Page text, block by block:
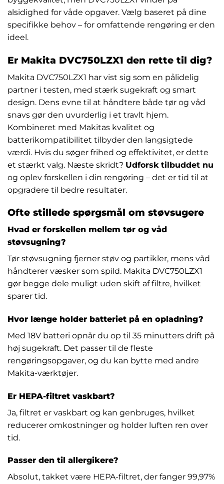
alsidighed for våde opgaver. Vælg baseret på dine
specifikke behov – for omfattende rengøring er den
ideel.
Er Makita DVC750LZX1 den rette til dig?
Makita DVC750LZX1 har vist sig som en pålidelig
partner i testen, med stærk sugekraft og smart
design. Dens evne til at håndtere både tør og våd
snavs gør den uvurderlig i et travlt hjem.
Kombineret med Makitas kvalitet og
batterikompatibilitet tilbyder den langsigtede
værdi. Hvis du søger frihed og effektivitet, er dette
et stærkt valg. Næste skridt? Udforsk tilbuddet nu
og oplev forskellen i din rengøring – det er tid til at
opgradere til bedre resultater.
Ofte stillede spørgsmål om støvsugere
Hvad er forskellen mellem tør og våd
støvsugning?
Tør støvsugning fjerner støv og partikler, mens våd
håndterer væsker som spild. Makita DVC750LZX1
gør begge dele muligt uden skift af filtre, hvilket
sparer tid.
Hvor længe holder batteriet på en opladning?
Med 18V batteri opnår du op til 35 minutters drift på
høj sugekraft. Det passer til de fleste
rengøringsopgaver, og du kan bytte med andre
Makita-værktøjer.
Er HEPA-filtret vaskbart?
Ja, filtret er vaskbart og kan genbruges, hvilket
reducerer omkostninger og holder luften ren over
tid.
Passer den til allergikere?
Absolut, takket være HEPA-filtret, der fanger 99,97%